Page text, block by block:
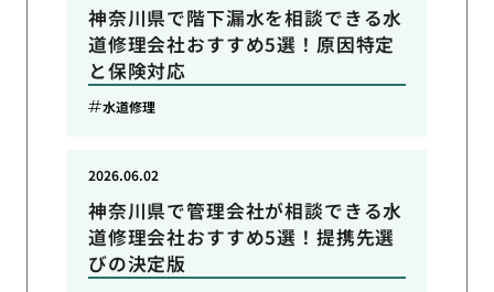
神奈川県で階下漏水を相談できる水
道修理会社おすすめ5選！原因特定
と保険対応
水道修理
神奈川県で管理会社が相談できる水
道修理会社おすすめ5選！提携先選
びの決定版
2026.06.02